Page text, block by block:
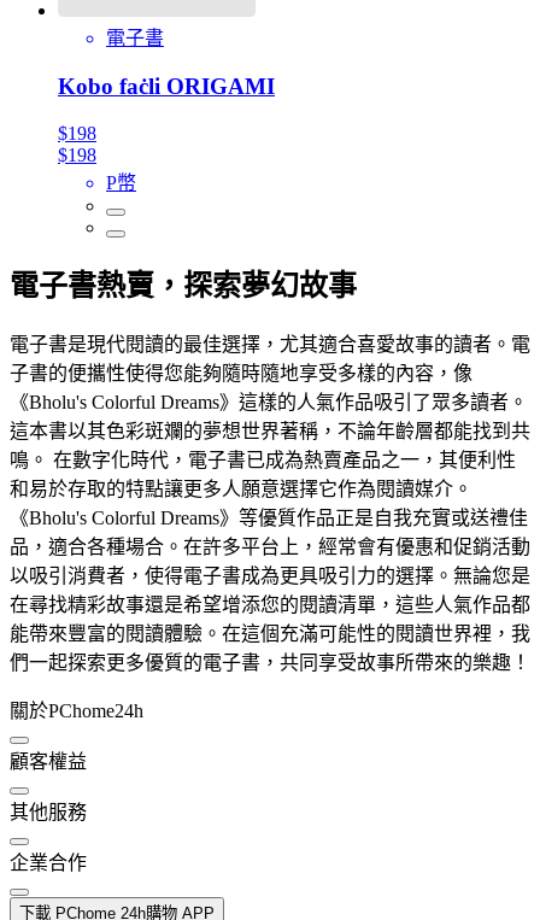
電子書
Kobo faċli ORIGAMI
$198
$198
P幣
電子書熱賣，探索夢幻故事
電子書是現代閱讀的最佳選擇，尤其適合喜愛故事的讀者。電
子書的便攜性使得您能夠隨時隨地享受多樣的內容，像
《Bholu's Colorful Dreams》這樣的人氣作品吸引了眾多讀者。
這本書以其色彩斑斕的夢想世界著稱，不論年齡層都能找到共
鳴。 在數字化時代，電子書已成為熱賣產品之一，其便利性
和易於存取的特點讓更多人願意選擇它作為閱讀媒介。
《Bholu's Colorful Dreams》等優質作品正是自我充實或送禮佳
品，適合各種場合。在許多平台上，經常會有優惠和促銷活動
以吸引消費者，使得電子書成為更具吸引力的選擇。無論您是
在尋找精彩故事還是希望增添您的閱讀清單，這些人氣作品都
能帶來豐富的閱讀體驗。在這個充滿可能性的閱讀世界裡，我
們一起探索更多優質的電子書，共同享受故事所帶來的樂趣！
關於PChome24h
顧客權益
其他服務
企業合作
下載 PChome 24h購物 APP